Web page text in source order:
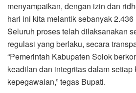
menyampaikan, dengan izin dan
hari ini kita melantik sebanyak
Seluruh proses telah dilaksanakan
regulasi yang berlaku, secara
“Pemerintah Kabupaten Solok
keadilan dan integritas dalam setiap
kepegawaian,” tegas Bupati.